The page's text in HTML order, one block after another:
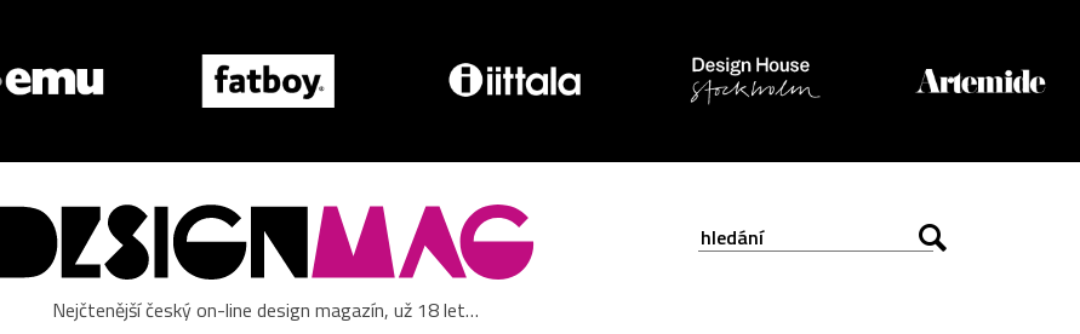
Nejčtenější český on-line design magazín, už 18 let…